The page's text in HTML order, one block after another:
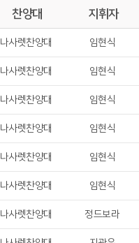
찬양대 지휘자
나사렛찬양대 임현식
나사렛찬양대 임현식
나사렛찬양대 임현식
나사렛찬양대 임현식
나사렛찬양대 임현식
나사렛찬양대 임현식
나사렛찬양대 정드보라